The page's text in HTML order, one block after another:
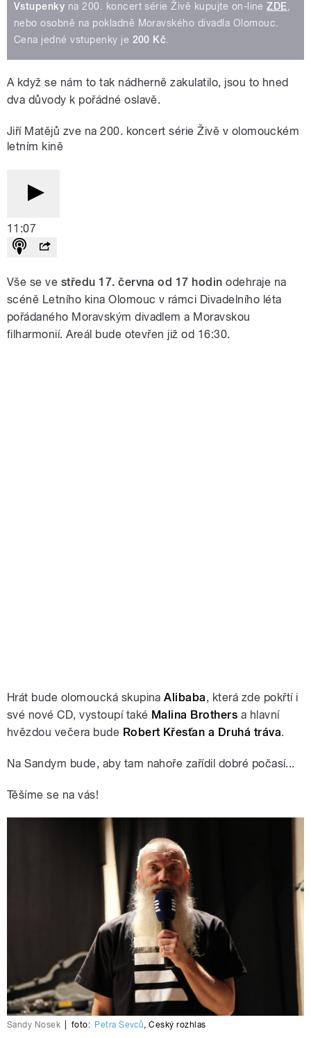
Vstupenky na 200. koncert série Živě kupujte on-lineZDE
nebo osobně na pokladně Moravského divadla Olomouc.
Cena jedné vstupenky je 200 Kč
A když se nám to tak nádherně zakulatilo, jsou to hned
dva důvody k pořádné oslavě.
Jiří Matějů zve na 200. koncert série Živě v olomouckém
letním kině
11:07
Vše se ve středu 17. června od 17 hodin odehraje na
scéně Letního kina Olomouc v rámci Divadelního léta
pořádaného Moravským divadlem a Moravskou
filharmonií. Areál bude otevřen již od 16:30.
Hrát bude olomoucká skupinaAlibaba, která zde pokřtí i
své nové CD, vystoupí také Malina Brothers a hlavní
hvězdou večera bude Robert Křesťan a Druhá tráva.
Na Sandym bude, aby tam nahoře zařídil dobré počasí...
Těšíme se na vás!
Sandy Nosek foto: Petra Ševců,Český rozhlas